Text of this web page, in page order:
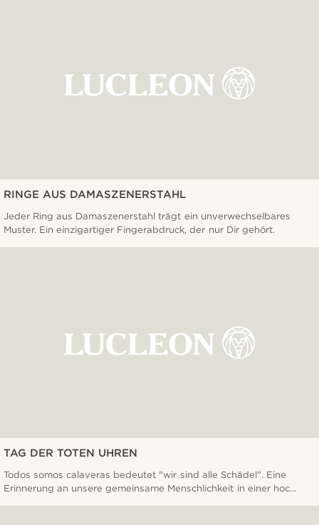
RINGE AUS DAMASZENERSTAHL
Jeder Ring aus Damaszenerstahl trägt ein unverwechselbares
Muster. Ein einzigartiger Fingerabdruck, der nur Dir gehört.
TAG DER TOTEN UHREN
Todos somos calaveras bedeutet "wir sind alle Schädel". Eine
Erinnerung an unsere gemeinsame Menschlichkeit in einer hoc...